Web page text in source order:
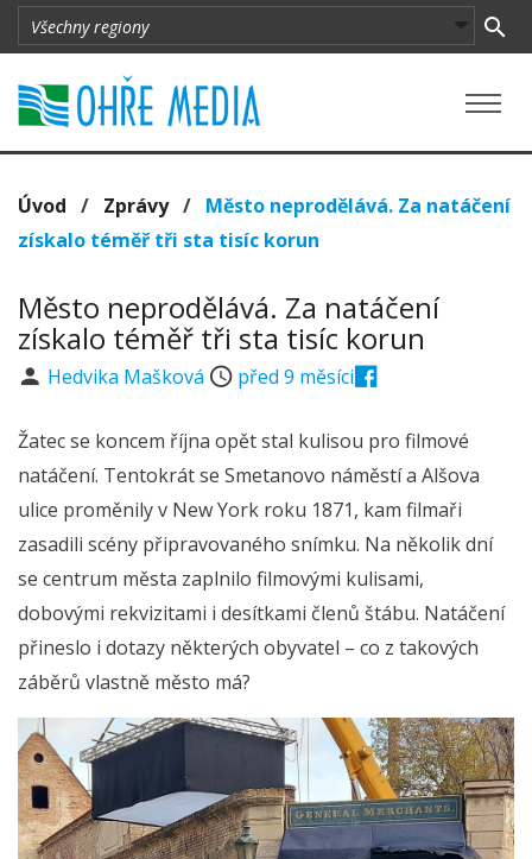
Úvod / Zprávy/ Město neprodělává. Za natáčení
získalo téměř tři sta tisíc korun
Město neprodělává. Za natáčení
získalo téměř tři sta tisíc korun
Hedvika Mašková před 9 měsíci
Žatec se koncem října opět stal kulisou pro filmové
natáčení. Tentokrát se Smetanovo náměstí a Alšova
ulice proměnily v New York roku 1871, kam filmaři
zasadili scény připravovaného snímku. Na několik dní
se centrum města zaplnilo filmovými kulisami,
dobovými rekvizitami i desítkami členů štábu. Natáčení
přineslo i dotazy některých obyvatel – co z takových
záběrů vlastně město má?